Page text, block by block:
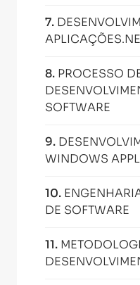
7.
8. PROCESSO
SOFTWARE
9.
WINDOWS
10.
DE SOFTWARE
11.